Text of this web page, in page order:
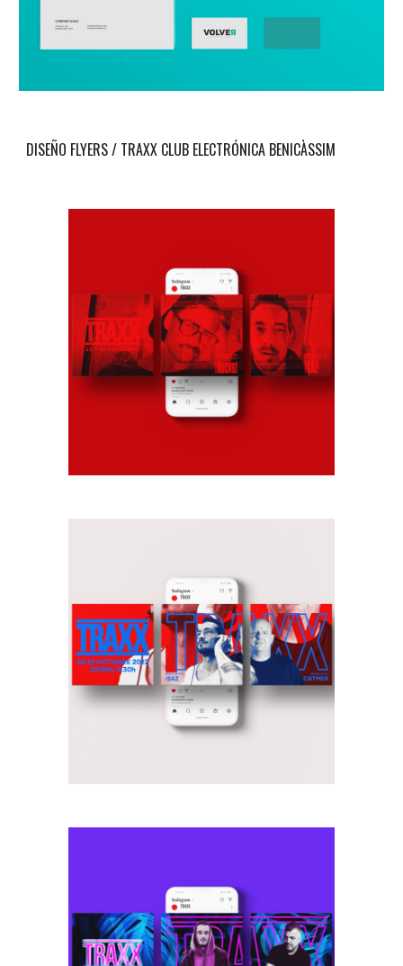
DISEÑO FLYERS/ TRAXX CLUB ELECTRÓNICA BENICÀSSIM